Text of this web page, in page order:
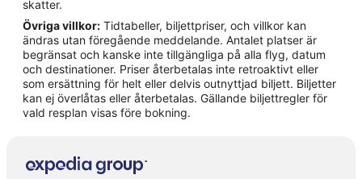
Hotell i Rockneby
Hotell i Sandvik
Hotell i Stora Frö
Hotell i Tingby
Hotell i Trekanten
Hotell i Ullevi
skatter.
Övriga villkor: Tidtabeller, biljettpriser, och villkor kan
ändras utan föregående meddelande. Antalet platser är
begränsat och kanske inte tillgängliga på alla flyg, datum
och destinationer. Priser återbetalas inte retroaktivt eller
som ersättning för helt eller delvis outnyttjad biljett. Biljetter
kan ej överlåtas eller återbetalas. Gällande biljettregler för
vald resplan visas före bokning.